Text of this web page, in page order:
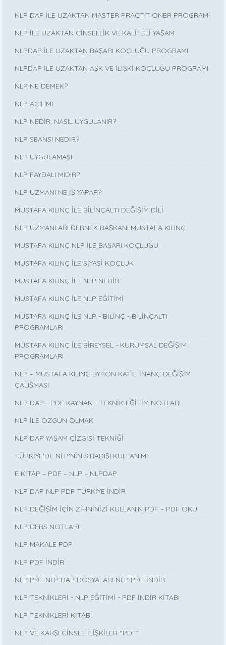
NLP DAP İLE UZAKTAN MASTER PRACTITIONER PROGRAMI
NLP İLE UZAKTAN CİNSELLİK VE KALİTELİ YAŞAM
NLPDAP İLE UZAKTAN BAŞARI KOÇLUĞU PROGRAMI
NLPDAP İLE UZAKTAN AŞK VE İLİŞKİ KOÇLUĞU PROGRAMI
NLP NE DEMEK?
NLP AÇILIMI
NLP NEDİR, NASIL UYGULANIR?
NLP SEANSI NEDİR?
NLP UYGULAMASI
NLP FAYDALI MIDIR?
NLP UZMANI NE İŞ YAPAR?
MUSTAFA KILINÇ İLE BİLİNÇALTI DEĞİŞİM DİLİ
NLP UZMANLARI DERNEK BAŞKANI MUSTAFA KILINÇ
MUSTAFA KILINÇ NLP İLE BAŞARI KOÇLUĞU
MUSTAFA KILINÇ İLE SİYASİ KOÇLUK
MUSTAFA KILINÇ İLE NLP NEDİR
MUSTAFA KILINÇ İLE NLP EĞİTİMİ
MUSTAFA KILINÇ İLE NLP - BİLİNÇ - BİLİNÇALTI
PROGRAMLARI
MUSTAFA KILINÇ İLE BİREYSEL - KURUMSAL DEĞİŞİM
PROGRAMLARI
NLP – MUSTAFA KILINÇ BYRON KATİE İNANÇ DEĞİŞİM
ÇALIŞMASI
NLP DAP - PDF KAYNAK - TEKNİK EĞİTİM NOTLARI
NLP İLE ÖZGÜN OLMAK
NLP DAP YAŞAM ÇİZGİSİ TEKNİĞİ
TÜRKİYE'DE NLP'NİN SIRADIŞI KULLANIMI
E KİTAP – PDF – NLP – NLPDAP
NLP DAP NLP PDF TÜRKİYE İNDİR
NLP DEĞİŞİM İÇİN ZİHNİNİZİ KULLANIN PDF – PDF OKU
NLP DERS NOTLARI
NLP MAKALE PDF
NLP PDF İNDİR
NLP PDF NLP DAP DOSYALARI NLP PDF İNDİR
NLP TEKNİKLERİ - NLP EĞİTİMİ - PDF İNDİR KİTABI
NLP TEKNİKLERİ KİTABI
NLP VE KARŞI CİNSLE İLİŞKİLER “PDF”